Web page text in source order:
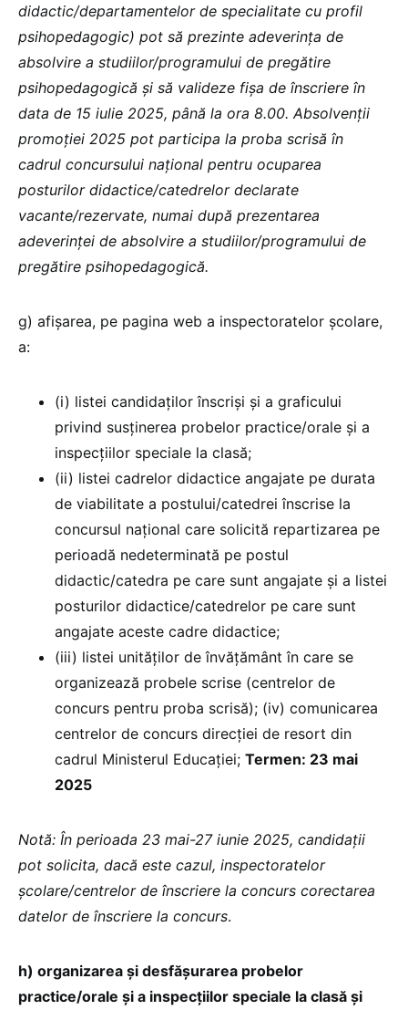
didactic/departamentelor de specialitate cu profil
psihopedagogic) pot să prezinte adeverinţa de
absolvire a studiilor/programului de pregătire
psihopedagogică şi să valideze fişa de înscriere în
data de 15 iulie 2025, până la ora 8.00. Absolvenţii
promoţiei 2025 pot participa la proba scrisă în
cadrul concursului naţional pentru ocuparea
posturilor didactice/catedrelor declarate
vacante/rezervate, numai după prezentarea
adeverinţei de absolvire a studiilor/programului de
pregătire psihopedagogică.
g) afișarea, pe pagina web a inspectoratelor şcolare,
a:
(i) listei candidaților înscriși și a graficului
privind susținerea probelor practice/orale și a
inspecțiilor speciale la clasă;
(ii) listei cadrelor didactice angajate pe durata
de viabilitate a postului/catedrei înscrise la
concursul naţional care solicită repartizarea pe
perioadă nedeterminată pe postul
didactic/catedra pe care sunt angajate şi a listei
posturilor didactice/catedrelor pe care sunt
angajate aceste cadre didactice;
(iii) listei unităţilor de învăţământ în care se
organizează probele scrise (centrelor de
concurs pentru proba scrisă); (iv) comunicarea
centrelor de concurs direcţiei de resort din
cadrul Ministerul Educaţiei; Termen: 23 mai
2025
Notă: În perioada 23 mai-27 iunie 2025, candidaţii
pot solicita, dacă este cazul, inspectoratelor
şcolare/centrelor de înscriere la concurs corectarea
datelor de înscriere la concurs.
h) organizarea și desfășurarea probelor
practice/orale și a inspecțiilor speciale la clasă şi